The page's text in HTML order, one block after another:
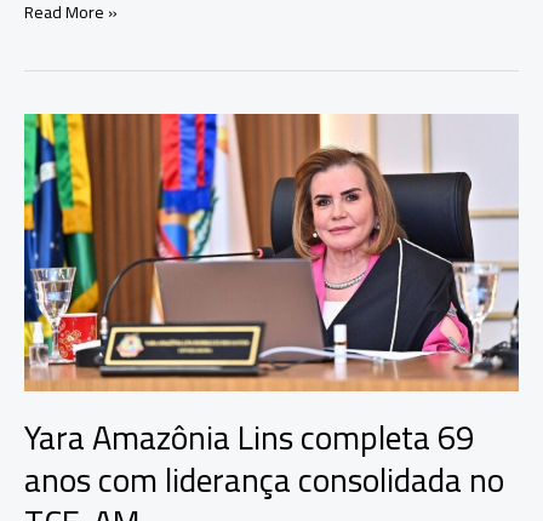
Yara
durante
outorga
da
Medalha
de
Honra
ao
Mérito
Read More »
Yara Amazônia Lins completa 69
anos com liderança consolidada no